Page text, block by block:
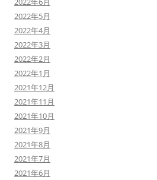
2022年5月
2022年4月
2022年3月
2022年2月
2022年1月
2021年12月
2021年11月
2021年10月
2021年9月
2021年8月
2021年7月
2021年6月